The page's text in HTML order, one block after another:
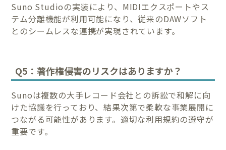
Suno Studioの実装により、MIDIエクスポートやス
テム分離機能が利用可能になり、従来のDAWソフト
とのシームレスな連携が実現されています。
Q5：著作権侵害のリスクはありますか？
Sunoは複数の大手レコード会社との訴訟で和解に向
けた協議を行っており、結果次第で柔軟な事業展開に
つながる可能性があります。適切な利用規約の遵守が
重要です。